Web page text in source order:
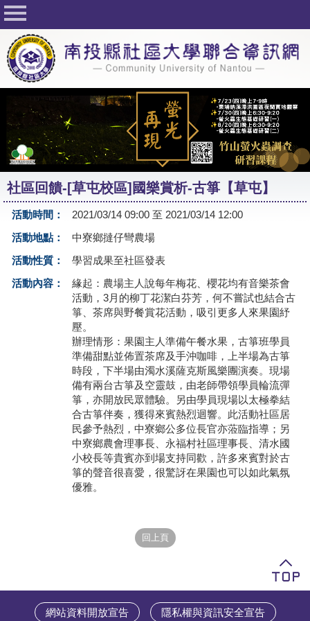
回首頁
關於社大
公佈欄
行事曆
最新活動
活動花絮
課程一覽表
志工與社團
友站連結
社區回饋-[草屯校區]國樂賞析-古箏【草屯】
活動時間：
2021/03/14 09:00 至 2021/03/14 12:00
活動地點：
中寮鄉撻仔彎農場
活動性質：
學習成果至社區發表
活動內容：
緣起：農場主人說每年梅花、櫻花均有音樂茶會
活動，3月的柳丁花潔白芬芳，何不嘗試也結合古
箏、茶席與野餐賞花活動，吸引更多人來果園紓
壓。
辦理情形：果園主人準備午餐水果，古箏班學員
準備甜點並佈置茶席及手沖咖啡，上半場為古箏
時段，下半場由濁水溪薩克斯風樂團演奏。現場
備有兩台古箏及空靈鼓，由老師帶領學員輪流彈
箏，亦開放民眾體驗。另由學員現場以太極拳結
合古箏伴奏，獲得來賓熱烈迴響。此活動社區居
民參予熱烈，中寮鄉公多位長官亦蒞臨指導；另
中寮鄉農會理事長、永福村社區理事長、清水國
小校長等貴賓亦到場支持同歡，許多來賓對於古
箏的聲音很喜愛，很驚訝在果園也可以如此氣氛
優雅。
網站資料開放宣告 隱私權與資訊安全宣告